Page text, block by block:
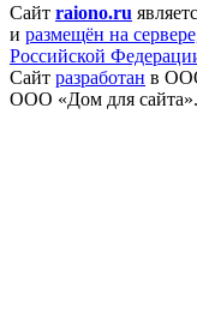
Сайт raiono.ru
и размещён на
Российской
Сайт разработан в
ООО «Дом для сайта».